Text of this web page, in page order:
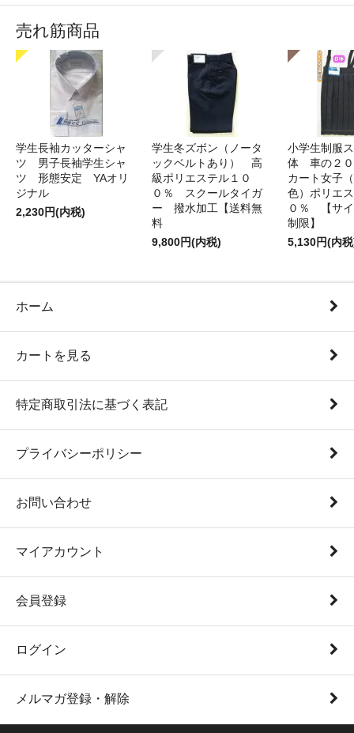
売れ筋商品
学生長袖カッターシャ
ツ 男子長袖学生シャ
ツ 形態安定 YAオリ
ジナル
2,230円(内税)
学生冬ズボン（ノータ
ックベルトあり） 高
級ポリエステル１０
０％ スクールタイガ
ー 撥水加工【送料無
料
9,800円(内税)
小学生制服
体 車の２０
カート女子
色）ポリエ
０％ 【サ
制限】
5,130円(内
ホーム
カートを見る
特定商取引法に基づく表記
プライバシーポリシー
お問い合わせ
マイアカウント
会員登録
ログイン
メルマガ登録・解除